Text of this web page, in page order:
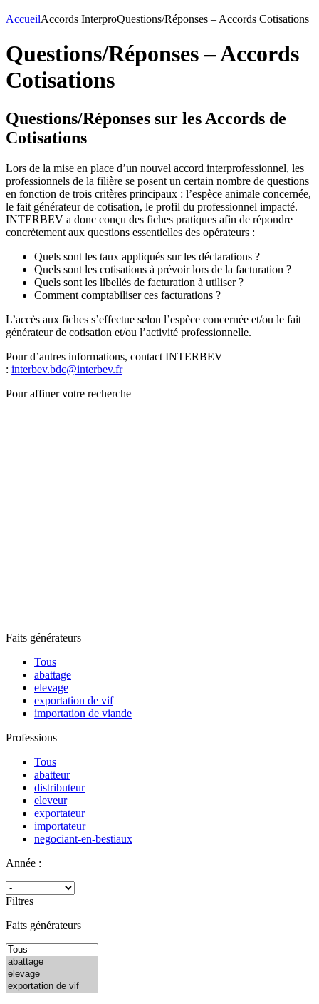
AccueilAccords InterproQuestions/Réponses – Accords Cotisations
Questions/Réponses – Accords
Cotisations
Questions/Réponses sur les Accords de
Cotisations
Lors de la mise en place d’un nouvel accord interprofessionnel, les
professionnels de la filière se posent un certain nombre de questions
en fonction de trois critères principaux : l’espèce animale concernée,
le fait générateur de cotisation, le profil du professionnel impacté.
INTERBEV a donc conçu des fiches pratiques afin de répondre
concrètement aux questions essentielles des opérateurs :
Quels sont les taux appliqués sur les déclarations ?
Quels sont les cotisations à prévoir lors de la facturation ?
Quels sont les libellés de facturation à utiliser ?
Comment comptabiliser ces facturations ?
L’accès aux fiches s’effectue selon l’espèce concernée et/ou le fait
générateur de cotisation et/ou l’activité professionnelle.
Pour d’autres informations, contact INTERBEV
: interbev.bdc@interbev.fr
Pour affiner votre recherche
Faits générateurs
Tous
abattage
elevage
exportation de vif
importation de viande
Professions
Tous
abatteur
distributeur
eleveur
exportateur
importateur
negociant-en-bestiaux
Année :
Filtres
Faits générateurs